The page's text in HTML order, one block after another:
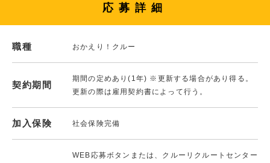
応募詳細
職種 おかえり！クルー
契約期間
期間の定めあり(1年) ※更新する場合があり得る。
更新の際は雇用契約書によって行う。
加入保険 社会保険完備
WEB応募ボタンまたは、クルーリクルートセンター